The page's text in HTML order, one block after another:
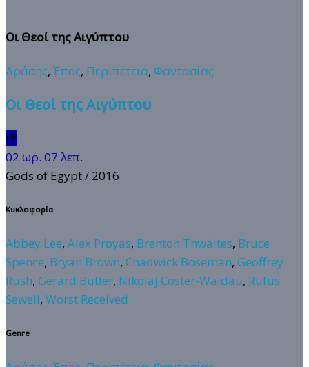
Οι Θεοί της Αιγύπτου
Δράσης, Έπος, Περιπέτεια, Φαντασίας
Οι Θεοί της Αιγύπτου
👎
02 ωρ. 07 λεπ.
Gods of Egypt/ 2016
Κυκλοφορία
Abbey Lee, Alex Proyas, Brenton Thwaites, Bruce
Spence, Bryan Brown, Chadwick Boseman, Geoffrey
Rush, Gerard Butler, Nikolaj Coster-Waldau, Rufus
Sewell, Worst Received
Genre